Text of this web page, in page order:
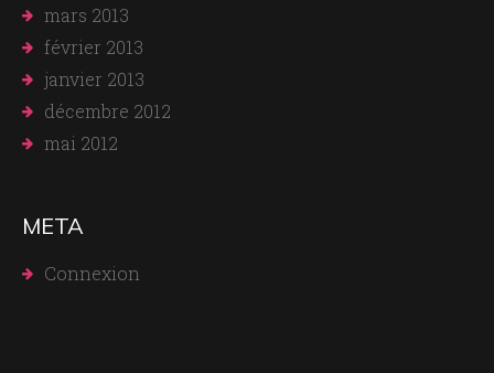
mars 2013
février 2013
janvier 2013
décembre 2012
mai 2012
META
Connexion